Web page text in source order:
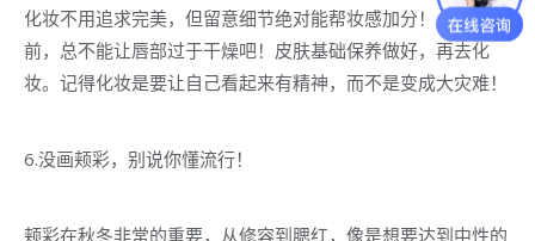
化妆不用追求完美，但留意细节绝对能帮妆感加分！上唇膏
前，总不能让唇部过于干燥吧！皮肤基础保养做好，再去化
妆。记得化妆是要让自己看起来有精神，而不是变成大灾难！
6.没画颊彩，别说你懂流行！
颊彩在秋冬非常的重要，从修容到腮红，像是想要达到中性的